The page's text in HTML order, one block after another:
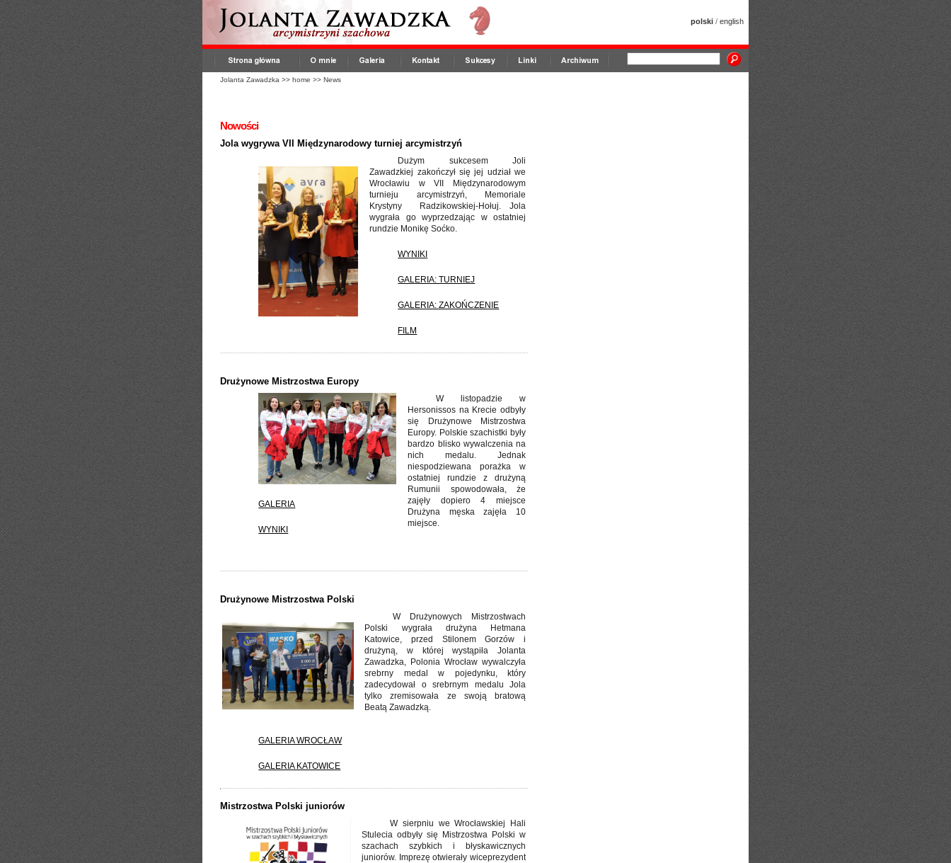
polski / english
Jolanta Zawadzka >> home >> News
Nowości
Jola wygrywa VII Międzynarodowy turniej arcymistrzyń
Dużym sukcesem Joli
Zawadzkiej zakończył się jej udział we
Wrocławiu w VII Międzynarodowym
turnieju arcymistrzyń, Memoriale
Krystyny Radzikowskiej-Hołuj. Jola
wygrała go wyprzedzając w ostatniej
rundzie Monikę Soćko.
WYNIKI
GALERIA: TURNIEJ
GALERIA: ZAKOŃCZENIE
FILM
Drużynowe Mistrzostwa Europy
GALERIA
WYNIKI
W listopadzie w
Hersonissos na Krecie odbyły
się Drużynowe Mistrzostwa
Europy. Polskie szachistki były
bardzo blisko wywalczenia na
nich medalu. Jednak
niespodziewana porażka w
ostatniej rundzie z drużyną
Rumunii spowodowała, że
zajęły dopiero 4 miejsce
Drużyna męska zajęła 10
miejsce.
Drużynowe Mistrzostwa Polski
GALERIA WROCŁAW
GALERIA KATOWICE
W Drużynowych Mistrzostwach
Polski wygrała drużyna Hetmana
Katowice, przed Stilonem Gorzów i
drużyną, w której wystąpiła Jolanta
Zawadzka, Polonia Wrocław wywalczyła
srebrny medal w pojedynku, który
zadecydował o srebrnym medalu Jola
tylko zremisowała ze swoją bratową
Beatą Zawadzką.
Mistrzostwa Polski juniorów
W sierpniu we Wrocławskiej Hali
Stulecia odbyły się Mistrzostwa Polski w
szachach szybkich i błyskawicznych
juniorów. Imprezę otwierały wiceprezydent